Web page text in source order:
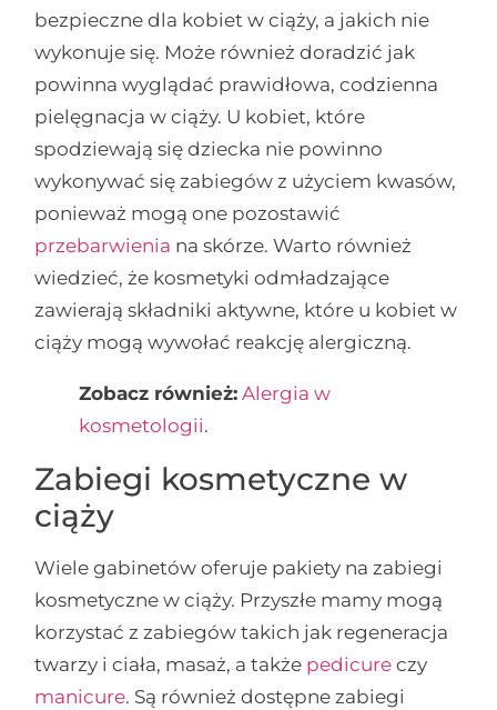
bezpieczne dla kobiet w ciąży, a jakich nie
wykonuje się. Może również doradzić jak
powinna wyglądać prawidłowa, codzienna
pielęgnacja w ciąży. U kobiet, które
spodziewają się dziecka nie powinno
wykonywać się zabiegów z użyciem kwasów,
ponieważ mogą one pozostawić
przebarwienia na skórze. Warto również
wiedzieć, że kosmetyki odmładzające
zawierają składniki aktywne, które u kobiet w
ciąży mogą wywołać reakcję alergiczną.
Zobacz również: Alergia w
kosmetologii.
Zabiegi kosmetyczne w
ciąży
Wiele gabinetów oferuje pakiety na zabiegi
kosmetyczne w ciąży. Przyszłe mamy mogą
korzystać z zabiegów takich jak regeneracja
twarzy i ciała, masaż, a także pedicure czy
manicure. Są również dostępne zabiegi